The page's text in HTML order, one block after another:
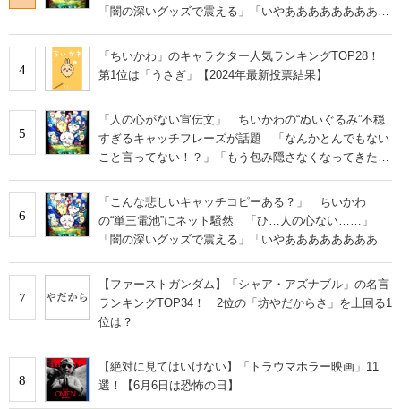
「闇の深いグッズで震える」「いやあああああああああ
4
「ちいかわ」のキャラクター人気ランキングTOP28！
第1位は「うさぎ」【2024年最新投票結果】
5
「人の心がない宣伝文」 ちいかわの“ぬいぐるみ”不穏
すぎるキャッチフレーズが話題 「なんかとんでもない
こと言ってない！？」「もう包み隠さなくなってきた
6
「こんな悲しいキャッチコピーある？」 ちいかわ
の“単三電池”にネット騒然 「ひ…人の心ない……」
「闇の深いグッズで震える」「いやあああああああああ
7
【ファーストガンダム】「シャア・アズナブル」の名言
ランキングTOP34！ 2位の「坊やだからさ」を上回る1
位は？
8
【絶対に見てはいけない】「トラウマホラー映画」11
選！【6月6日は恐怖の日】